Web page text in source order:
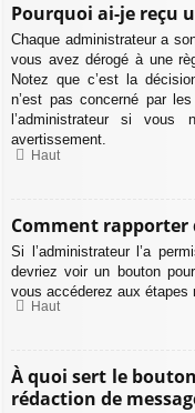
Pourquoi ai-je reçu
Chaque administrateur a
vous avez dérogé à une
Notez que c’est la
n’est pas concerné par
l’administrateur si
avertissement.
Haut
Comment rapporter
Si l’administrateur l’a
devriez voir un bouton
vous accéderez aux étapes
Haut
À quoi sert le
rédaction de